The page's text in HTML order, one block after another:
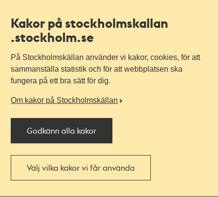
Kakor på stockholmskallan
.stockholm.se
På Stockholmskällan använder vi kakor, cookies, för att
sammanställa statistik och för att webbplatsen ska
fungera på ett bra sätt för dig.
Om kakor på Stockholmskällan
Godkänn alla kakor
Välj vilka kakor vi får använda